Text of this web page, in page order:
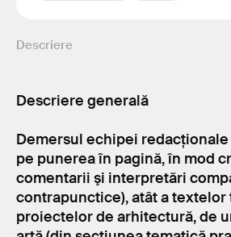
Descriere
Descriere generală
Demersul echipei
pe punerea în pagină, în mod
comentarii şi interpretări
contrapunctice), atât a textelor
proiectelor de arhitectură, de